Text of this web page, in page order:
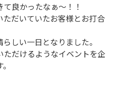
良かったなぁ～！！
だいていたお客様とお打合
しい一日となりました。
だけるようなイベントを企